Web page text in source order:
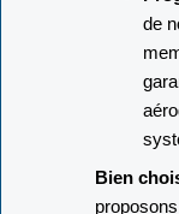
de
Bien